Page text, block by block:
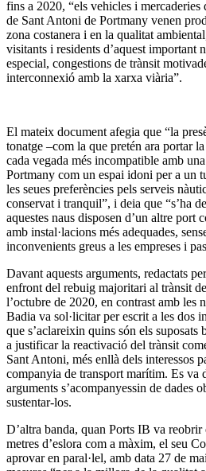
fins a 2020, “els vehicles i mercaderies
de Sant Antoni de Portmany venen
zona costanera i en la qualitat
visitants i residents d’aquest important
especial, congestions de trànsit
interconnexió amb la xarxa viària”.
El mateix document afegia que “la
tonatge –com la que pretén ara portar
cada vegada més incompatible amb
Portmany com un espai idoni per a un
les seues preferències pels serveis
conservat i tranquil”, i deia que “s’ha
aquestes naus disposen d’un altre port
amb instal·lacions més adequades,
inconvenients greus a les empreses i
Davant aquests arguments, redactats
enfront del rebuig majoritari al trànsit
l’octubre de 2020, en contrast amb les
Badia va sol·licitar per escrit a les dos
que s’aclareixin quins són els
a justificar la reactivació del trànsit
Sant Antoni, més enllà dels interessos
companyia de transport marítim. Es va
arguments s’acompanyessin de dades
sustentar-los.
D’altra banda, quan Ports IB va
metres d’eslora com a màxim, el seu
aprovar en paral·lel, amb data 27 de